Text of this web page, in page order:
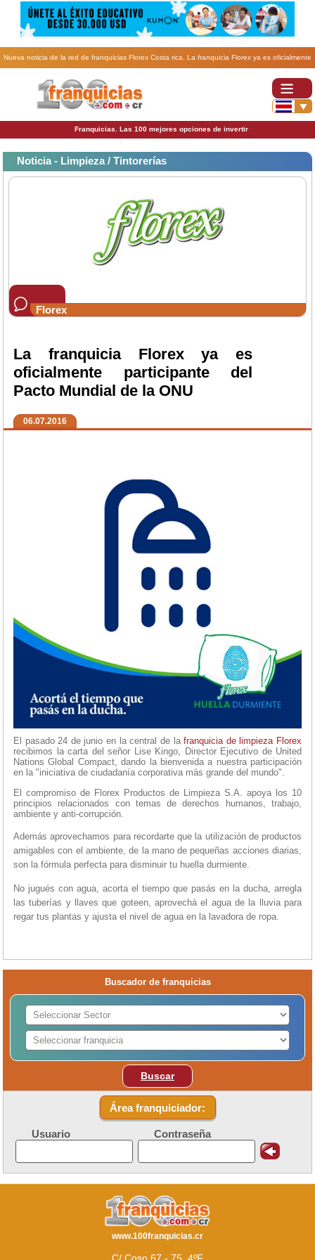
Nueva noticia de la red de franquicias Florex Costa rica. La franquicia Florex ya es oficialmente
participante del Pacto Mundial de la ONU.
Franquicias. Las 100 mejores opciones de invertir
Noticia - Limpieza / Tintorerías
Florex
La franquicia Florex ya es
oficialmente participante del
Pacto Mundial de la ONU
06.07.2016
El pasado 24 de junio en la central de lafranquicia de limpieza Florex
recibimos la carta del señor Lise Kingo, Director Ejecutivo de United
Nations Global Compact, dando la bienvenida a nuestra participación
en la "iniciativa de ciudadanía corporativa más grande del mundo".
El compromiso de Florex Productos de Limpieza S.A. apoya los 10
principios relacionados con temas de derechos humanos, trabajo,
ambiente y anti-corrupción.
Además aprovechamos para recordarte que la utilización de productos
amigables con el ambiente, de la mano de pequeñas acciones diarias,
son la fórmula perfecta para disminuir tu huella durmiente.
No jugués con agua, acorta el tiempo que pasás en la ducha, arregla
las tuberías y llaves que goteen, aprovechá el agua de la lluvia para
regar tus plantas y ajusta el nivel de agua en la lavadora de ropa.
Buscador de franquicias
Buscar
Área franquiciador:
Usuario Contraseña
www.100franquicias.cr